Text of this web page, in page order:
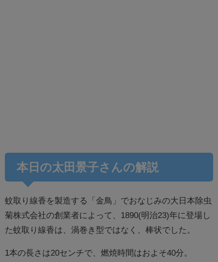
本日の太田景子さんの解説
蚊取り線香を製造する「金鳥」でおなじみの大日本除虫
菊株式会社の創業者によって、1890(明治23)年に登場し
た蚊取り線香は、渦巻き型ではなく、棒状でした。
1本の長さは20センチで、燃焼時間はおよそ40分。